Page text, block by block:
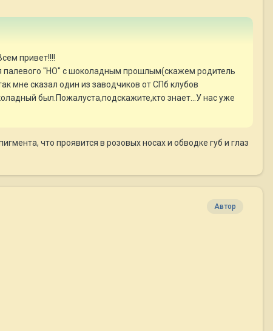
привет!!!!
палевого "НО" с шоколадным прошлым(скажем родитель
мне сказал один из заводчиков от СПб клубов
был.Пожалуста,подскажите,кто знает...У нас уже
что проявится в розовых носах и обводке губ и глаз
Автор